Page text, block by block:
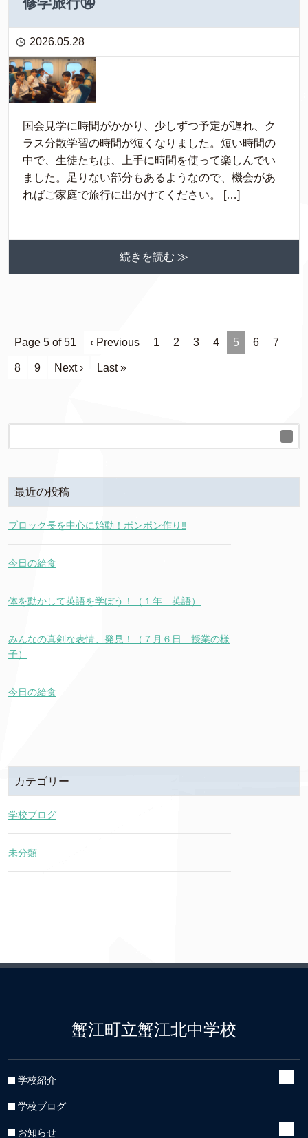
2026.05.28
国会見学に時間がかかり、少しずつ予定が遅れ、ク
ラス分散学習の時間が短くなりました。短い時間の
中で、生徒たちは、上手に時間を使って楽しんでい
ました。足りない部分もあるようなので、機会があ
ればご家庭で旅行に出かけてください。 […]
続きを読む ≫
Page 5 of 51 ‹ Previous 1 2 3 4 5 6 7
8 9 Next › Last »
最近の投稿
ブロック長を中心に始動！ポンポン作り‼
今日の給食
体を動かして英語を学ぼう！（１年 英語）
みんなの真剣な表情、発見！（７月６日 授業の様
子）
今日の給食
カテゴリー
学校ブログ
未分類
蟹江町立蟹江北中学校
学校紹介
学校ブログ
お知らせ